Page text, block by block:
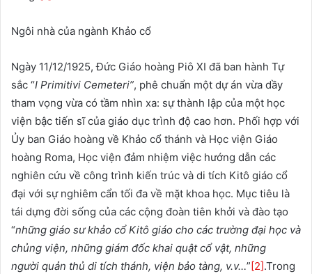
Ngôi nhà của ngành Khảo cổ
Ngày 11/12/1925, Đức Giáo hoàng Piô XI đã ban hành Tự
sắc “I Primitivi Cemeteri”, phê chuẩn một dự án vừa dầy
tham vọng vừa có tầm nhìn xa: sự thành lập của một học
viện bậc tiến sĩ của giáo dục trình độ cao hơn. Phối hợp với
Ủy ban Giáo hoàng về Khảo cổ thánh và Học viện Giáo
hoàng Roma, Học viện đảm nhiệm việc hướng dẫn các
nghiên cứu về công trình kiến trúc và di tích Kitô giáo cổ
đại với sự nghiêm cẩn tối đa về mặt khoa học. Mục tiêu là
tái dựng đời sống của các cộng đoàn tiên khởi và đào tạo
“những giáo sư khảo cổ Kitô giáo cho các trường đại học và
chủng viện, những giám đốc khai quật cổ vật, những
người quản thủ di tích thánh, viện bảo tàng, v.v…”[2].Trong